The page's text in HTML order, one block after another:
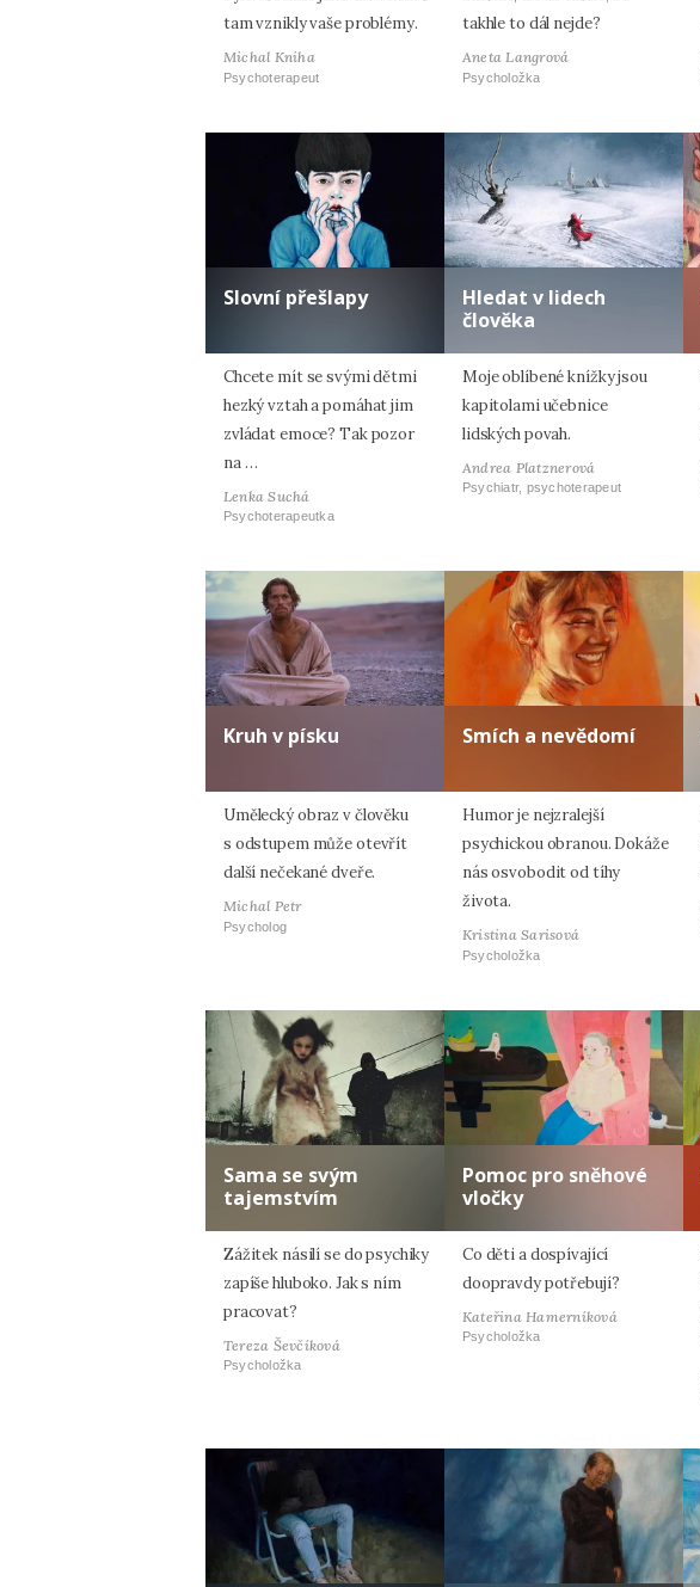
tam vznikly vaše problémy.
Michal Kniha
Psychoterapeut
takhle to dál nejde?
Aneta Langrová
Psycholožka
Slovní přešlapy
Chcete mít se svými dětmi
hezký vztah a pomáhat jim
zvládat emoce? Tak pozor
na …
Lenka Suchá
Psychoterapeutka
Hledat v lidech
člověka
Moje oblíbené knížky jsou
kapitolami učebnice
lidských povah.
Andrea Platznerová
Psychiatr, psychoterapeut
Kruh v písku
Umělecký obraz v člověku
s odstupem může otevřít
další nečekané dveře.
Michal Petr
Psycholog
Smích a nevědomí
Humor je nejzralejší
psychickou obranou. Dokáže
nás osvobodit od tíhy
života.
Kristina Sarisová
Psycholožka
Sama se svým
tajemstvím
Zážitek násilí se do psychiky
zapíše hluboko. Jak s ním
pracovat?
Tereza Ševčíková
Psycholožka
Pomoc pro sněhové
vločky
Co děti a dospívající
doopravdy potřebují?
Kateřina Hamerníková
Psycholožka